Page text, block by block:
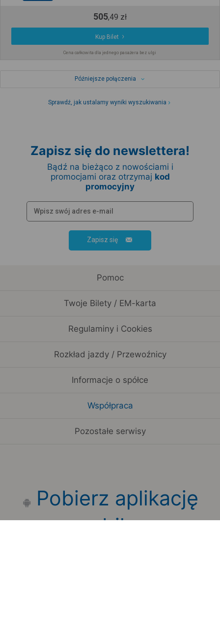
505,49 zł
Kup Bilet
Cena całkowita dla jednego pasażera bez ulgi
Późniejsze połączenia
Sprawdź, jak ustalamy wyniki wyszukiwania
Zapisz się do newslettera!
Bądź na bieżąco z nowościami i
promocjami oraz otrzymaj kod
promocyjny
Zapisz się
Pomoc
Twoje Bilety / EM-karta
Regulaminy i Cookies
Rozkład jazdy / Przewoźnicy
Informacje o spółce
Współpraca
Pozostałe serwisy
Pobierz aplikację
mobilną